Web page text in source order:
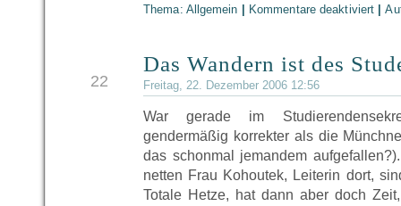
Thema: Allgemein Kommentare deaktiviert |
22
Das Wandern ist des
Freitag, 22. Dezember 2006 12:56
War gerade im
gendermäßig korrekter als die
das schonmal jemandem
netten Frau Kohoutek, Leiterin dort,
Totale Hetze, hat dann aber doch